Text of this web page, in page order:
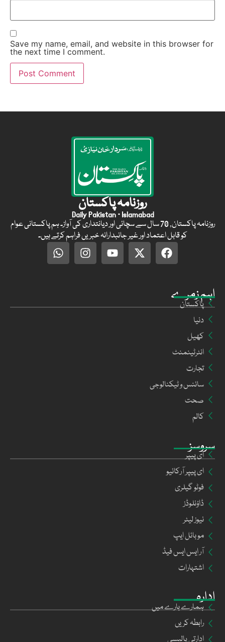
Save my name, email, and website in this browser for
the next time I comment.
ادارہ
ہمارے بارے میں
رابطہ کریں
ادارتی پالیسی
سروسز
ای پیپر
ای پیپر آرکائیو
فوٹو گیلری
ڈاؤنلوڈز
نیوز لیٹر
موبائل ایپ
آر ایس ایس فیڈ
اشتہارات
اہم زمرے
پاکستان
دنیا
کھیل
انٹرٹینمنٹ
تجارت
سائنس و ٹیکنالوجی
صحت
کالم
روزنامہ پاکستان
Daily Pakistan · Islamabad
روزنامہ پاکستان, 70 سال سے سچائی اور دیانتداری کی آواز۔ ہم پاکستانی عوام
کو قابل اعتماد اور غیر جانبدارانہ خبریں فراہم کرتے ہیں۔